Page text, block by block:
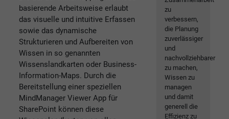
basierende Arbeitsweise erlaubt
das visuelle und intuitive Erfassen
sowie das dynamische
Strukturieren und Aufbereiten von
Wissen in so genannten
Wissenslandkarten oder Business-
Information-Maps. Durch die
Bereitstellung einer speziellen
MindManager Viewer App für
SharePoint können diese
zu
verbessern,
die Planung
zuverlässiger
und
nachvollziehbarer
zu machen,
Wissen zu
managen
und damit
generell die
Effizienz zu